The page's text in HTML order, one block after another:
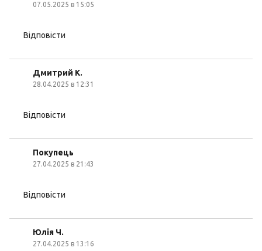
07.05.2025 в 15:05
Відповісти
Дмитрий К.
28.04.2025 в 12:31
Відповісти
Покупець
27.04.2025 в 21:43
Відповісти
Юлія Ч.
27.04.2025 в 13:16